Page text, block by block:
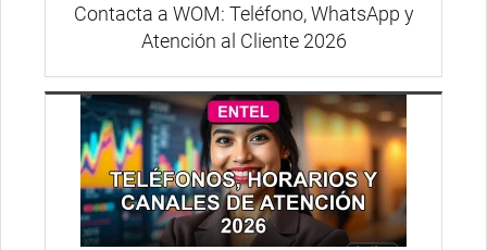
Contacta a WOM: Teléfono, WhatsApp y
Atención al Cliente 2026